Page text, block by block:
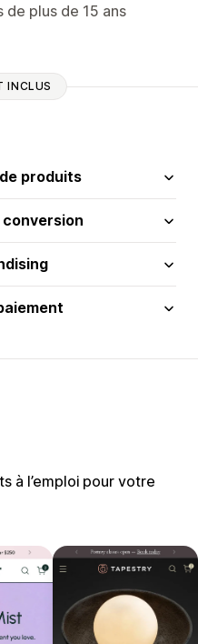
de plus de 15 ans
INCLUS
produits
à l’emploi pour votre